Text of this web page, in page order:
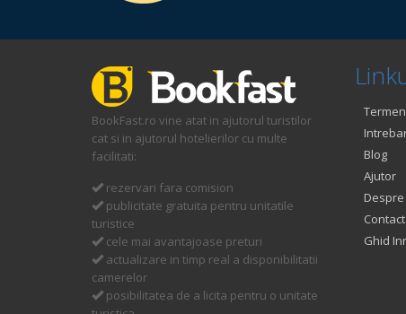
BookFast.ro vine atat in ajutorul turistilor
cat si in ajutorul hotelierilor cu multe
facilitati:
rezervari fara comision
publicitate gratuita pentru unitatile
turistice
cele mai avantajoase preturi
actualizare in timp real a disponibilitatii
camerelor
posibilitatea de a licita pentru o unitate
Blog
Ajutor
Contact
Ghid